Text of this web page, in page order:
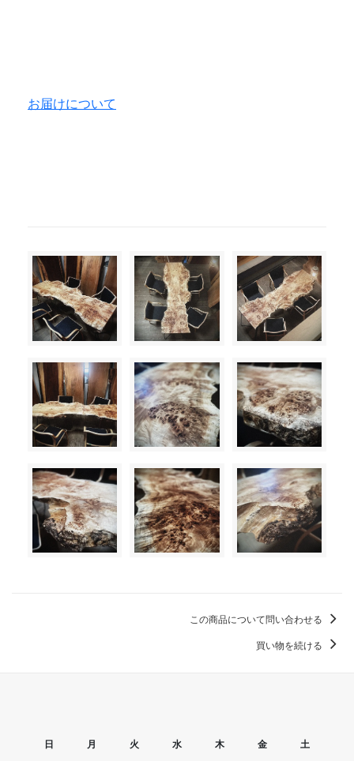
お届けについて
この商品について問い合わせる
買い物を続ける
日 月 火 水 木 金 土